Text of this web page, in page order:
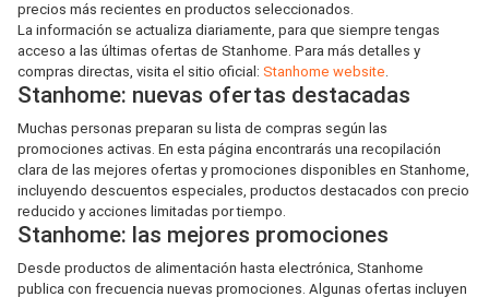
precios más recientes en productos seleccionados.
La información se actualiza diariamente, para que siempre tengas
acceso a las últimas ofertas de Stanhome. Para más detalles y
compras directas, visita el sitio oficial: Stanhome website.
Stanhome: nuevas ofertas destacadas
Muchas personas preparan su lista de compras según las
promociones activas. En esta página encontrarás una recopilación
clara de las mejores ofertas y promociones disponibles en Stanhome,
incluyendo descuentos especiales, productos destacados con precio
reducido y acciones limitadas por tiempo.
Stanhome: las mejores promociones
Desde productos de alimentación hasta electrónica, Stanhome
publica con frecuencia nuevas promociones. Algunas ofertas incluyen